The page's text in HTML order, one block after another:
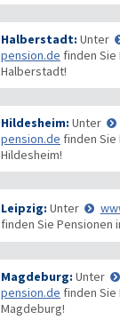
Halberstadt: Unter
pension.de finden Sie
Halberstadt!
Hildesheim: Unter
pension.de finden Sie
Hildesheim!
Leipzig: Unter
finden Sie Pensionen
Magdeburg: Unter
pension.de finden Sie
Magdeburg!